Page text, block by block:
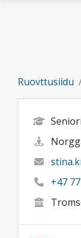
Ruovttusiidu
+47